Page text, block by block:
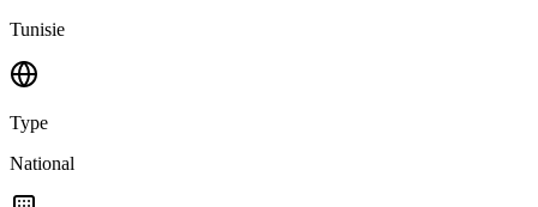
Tunisie
Type
National